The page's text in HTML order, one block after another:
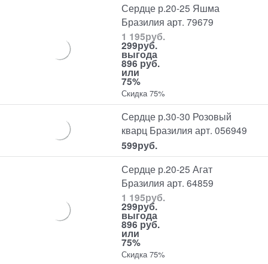
Сердце р.20-25 Яшма
Бразилия арт. 79679
1 195руб.
299руб.
выгода
896 руб.
или
75%
Скидка 75%
Сердце р.30-30 Розовый
кварц Бразилия арт. 056949
599руб.
Сердце р.20-25 Агат
Бразилия арт. 64859
1 195руб.
299руб.
выгода
896 руб.
или
75%
Скидка 75%